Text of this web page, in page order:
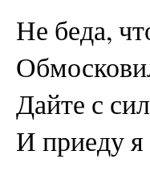
Не беда,
Дайте с
И приеду я